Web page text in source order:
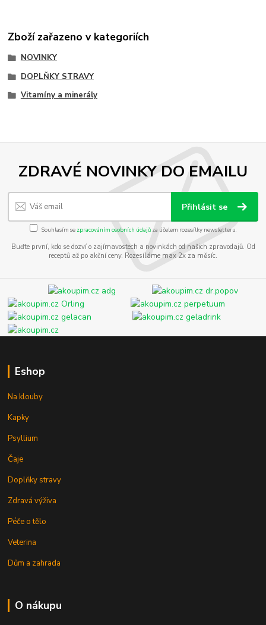
Zboží zařazeno v kategoriích
NOVINKY
DOPLŇKY STRAVY
Vitamíny a minerály
ZDRAVÉ NOVINKY DO EMAILU
Přihlásit se
Souhlasím se zpracováním osobních údajůza účelem rozesílky newsletteru.
Buďte první, kdo se dozví o zajímavostech a novinkách od našich zpravodajů. Od
receptů až po akční ceny. Rozesíláme max 2x za měsíc.
Eshop
Na klouby
Kapky
Psyllium
Čaje
Doplňky stravy
Zdravá výživa
Péče o tělo
Veterina
Dům a zahrada
O nákupu